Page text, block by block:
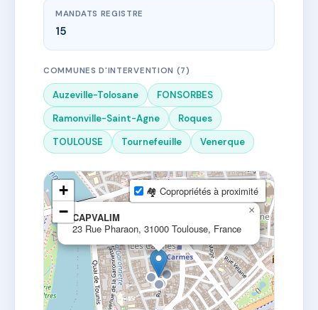
MANDATS REGISTRE
15
COMMUNES D'INTERVENTION (7)
Auzeville-Tolosane
FONSORBES
Ramonville-Saint-Agne
Roques
TOULOUSE
Tournefeuille Venerque
CAPVALIM
23 Rue Pharaon, 31000 Toulouse, France
×
+
−
🏘 Copropriétés à proximité